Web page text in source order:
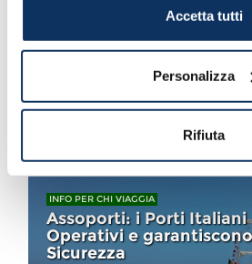
Accetta tutti
Personalizza
Rifiuta
Ti potrebbe
anche...
INFO PER CHI VIAGGIA
Assoporti: i Porti Italiani
Operativi e
Sicurezza